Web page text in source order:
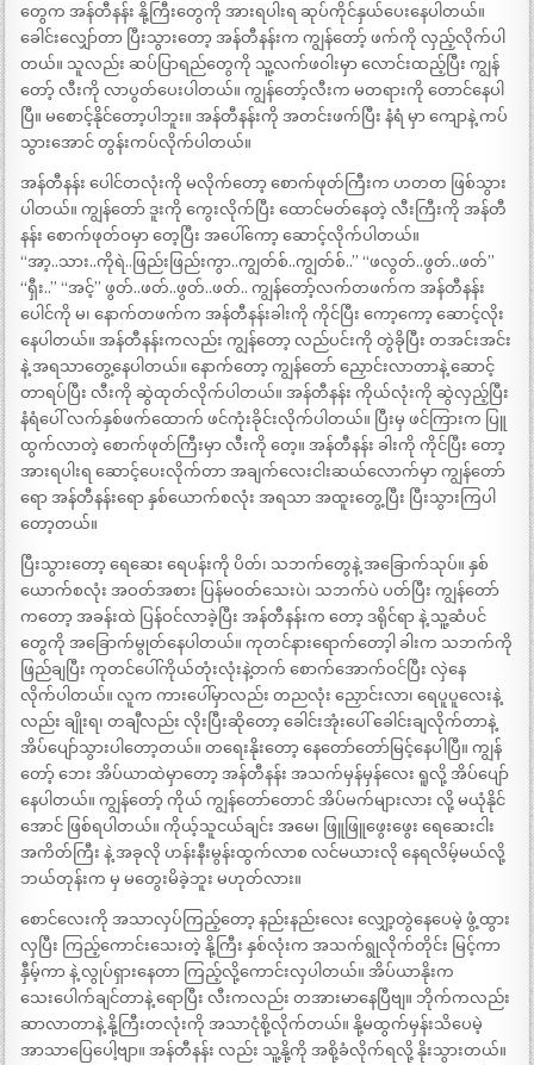
တွေက အန်တီနန်း နို့ကြီးတွေကို အားရပါးရ ဆုပ်ကိုင်နှယ်ပေးနေပါတယ်။
ခေါင်းလျှော်တာ ပြီးသွားတော့ အန်တီနန်းက ကျွန်တော့် ဖက်ကို လှည့်လိုက်ပါ
တယ်။ သူလည်း ဆပ်ပြာရည်တွေကို သူ့လက်ဖဝါးမှာ လောင်းထည့်ပြီး ကျွန်
တော့် လီးကို လာပွတ်ပေးပါတယ်။ ကျွန်တော့်လီးက မတရားကို တောင်နေပါ
ပြီ။ မစောင့်နိုင်တော့ပါဘူး။ အန်တီနန်းကို အတင်းဖက်ပြီး နံရံ မှာ ကျောနဲ့ ကပ်
သွားအောင် တွန်းကပ်လိုက်ပါတယ်။
အန်တီနန်း ပေါင်တလုံးကို မလိုက်တော့ စောက်ဖုတ်ကြီးက ဟတတ ဖြစ်သွား
ပါတယ်။ ကျွန်တော် ဒူးကို ကွေးလိုက်ပြီး ထောင်မတ်နေတဲ့ လီးကြီးကို အန်တီ
နန်း စောက်ဖုတ်ဝမှာ တေ့ပြီး အပေါ်ကော့ ဆောင့်လိုက်ပါတယ်။
“အာ့..သား..ကိုရဲ..ဖြည်းဖြည်းကွာ..ကျွတ်စ်..ကျွတ်စ်..” “ဖလွတ်..ဖွတ်..ဖတ်”
“ရှီး..” “အင့်” ဖွတ်..ဖတ်..ဖွတ်..ဖတ်.. ကျွန်တော့်လက်တဖက်က အန်တီနန်း
ပေါင်ကို မ၊ နောက်တဖက်က အန်တီနန်းခါးကို ကိုင်ပြီး ကော့ကော့ ဆောင့်လိုး
နေပါတယ်။ အန်တီနန်းကလည်း ကျွန်တော့ လည်ပင်းကို တွဲခိုပြီး တအင်းအင်း
နဲ့ အရသာတွေ့နေပါတယ်။ နောက်တော့ ကျွန်တော် ညှောင်းလာတာနဲ့ ဆောင့်
တာရပ်ပြီး လီးကို ဆွဲထုတ်လိုက်ပါတယ်။ အန်တီနန်း ကိုယ်လုံးကို ဆွဲလှည့်ပြီး
နံရံပေါ် လက်နှစ်ဖက်ထောက် ဖင်ကုံးခိုင်းလိုက်ပါတယ်။ ပြီးမှ ဖင်ကြားက ပြူ
ထွက်လာတဲ့ စောက်ဖုတ်ကြီးမှာ လီးကို တေ့။ အန်တီနန်း ခါးကို ကိုင်ပြီး တော့
အားရပါးရ ဆောင့်ပေးလိုက်တာ အချက်လေးငါးဆယ်လောက်မှာ ကျွန်တော်
ရော အန်တီနန်းရော နှစ်ယောက်စလုံး အရသာ အထူးတွေ့ပြီး ပြီးသွားကြပါ
တော့တယ်။
ပြီးသွားတော့ ရေဆေး ရေပန်းကို ပိတ်၊ သဘက်တွေနဲ့ အခြောက်သုပ်။ နှစ်
ယောက်စလုံး အဝတ်အစား ပြန်မဝတ်သေးပဲ၊ သဘက်ပဲ ပတ်ပြီး ကျွန်တော်
ကတော့ အခန်းထဲ ပြန်ဝင်လာခဲ့ပြီး အန်တီနန်းက တော့ ဒရိုင်ရာ နဲ့ သူ့ဆံပင်
တွေကို အခြောက်မွုတ်နေပါတယ်။ ကုတင်နားရောက်တော့ါ ခါးက သဘက်ကို
ဖြည်ချပြီး ကုတင်ပေါ်ကိုယ်တုံးလုံးနဲ့တက် စောက်အောက်ဝင်ပြီး လှဲနေ
လိုက်ပါတယ်။ လူက ကားပေါ်မှာလည်း တညလုံး ညှောင်းလာ၊ ရေပူပူလေးနဲ့
လည်း ချိုးရ၊ တချီလည်း လိုးပြီးဆိုတော့ ခေါင်းအုံးပေါ် ခေါင်းချလိုက်တာနဲ့
အိပ်ပျော်သွားပါတော့တယ်။ တရေးနိုးတော့ နေတော်တော်မြင့်နေပါပြီ။ ကျွန်
တော့် ဘေး အိပ်ယာထဲမှာတော့ အန်တီနန်း အသက်မှန်မှန်လေး ရူလို့ အိပ်ပျော်
နေပါတယ်။ ကျွန်တော့် ကိုယ် ကျွန်တော်တောင် အိပ်မက်များလား လို့ မယုံနိုင်
အောင် ဖြစ်ရပါတယ်။ ကိုယ့်သူငယ်ချင်း အမေ၊ ဖြူဖြူဖွေးဖွေး ရေဆေးငါး
အကိတ်ကြီး နဲ့ အခုလို ဟန်းနီးမွန်းထွက်လာစ လင်မယားလို နေရလိမ့်မယ်လို့
ဘယ်တုန်းက မှ မတွေးမိခဲ့ဘူး မဟုတ်လား။
စောင်လေးကို အသာလှပ်ကြည့်တော့ နည်းနည်းလေး လျှော့တွဲနေပေမဲ့ ဖွံ့ထွား
လှပြီး ကြည့်ကောင်းသေးတဲ့ နို့ကြီး နှစ်လုံးက အသက်ရွုလိုက်တိုင်း မြင့်ကာ
နှီမ့်ကာ နဲ့ လွုပ်ရှားနေတာ ကြည့်လို့ကောင်းလှပါတယ်။ အိပ်ယာနိုးက
သေးပေါက်ချင်တာနဲ့ ရောပြီး လီးကလည်း တအားမာနေပြီဗျ။ ဘိုက်ကလည်း
ဆာလာတာနဲ့ နို့ကြီးတလုံးကို အသာငုံစို့လိုက်တယ်။ နို့မထွက်မှန်းသိပေမဲ့
အာသာပြေပေါ့ဗျာ။ အန်တီနန်း လည်း သူ့နို့ကို အစို့ခံလိုက်ရလို့ နိုးသွားတယ်။